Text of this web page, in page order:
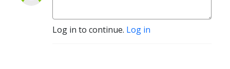
Log in to continue. Log in